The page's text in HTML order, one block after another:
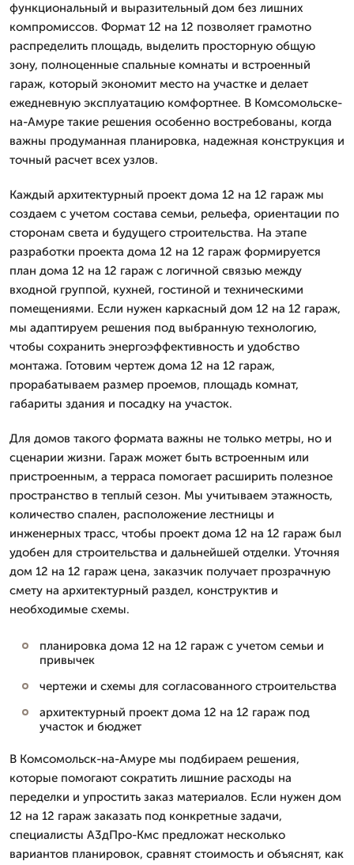
функциональный и выразительный дом без лишних
компромиссов. Формат 12 на 12 позволяет грамотно
распределить площадь, выделить просторную общую
зону, полноценные спальные комнаты и встроенный
гараж, который экономит место на участке и делает
ежедневную эксплуатацию комфортнее. В Комсомольске-
на-Амуре такие решения особенно востребованы, когда
важны продуманная планировка, надежная конструкция и
точный расчет всех узлов.
Каждый архитектурный проект дома 12 на 12 гараж мы
создаем с учетом состава семьи, рельефа, ориентации по
сторонам света и будущего строительства. На этапе
разработки проекта дома 12 на 12 гараж формируется
план дома 12 на 12 гараж с логичной связью между
входной группой, кухней, гостиной и техническими
помещениями. Если нужен каркасный дом 12 на 12 гараж,
мы адаптируем решения под выбранную технологию,
чтобы сохранить энергоэффективность и удобство
монтажа. Готовим чертеж дома 12 на 12 гараж,
прорабатываем размер проемов, площадь комнат,
габариты здания и посадку на участок.
Для домов такого формата важны не только метры, но и
сценарии жизни. Гараж может быть встроенным или
пристроенным, а терраса помогает расширить полезное
пространство в теплый сезон. Мы учитываем этажность,
количество спален, расположение лестницы и
инженерных трасс, чтобы проект дома 12 на 12 гараж был
удобен для строительства и дальнейшей отделки. Уточняя
дом 12 на 12 гараж цена, заказчик получает прозрачную
смету на архитектурный раздел, конструктив и
необходимые схемы.
планировка дома 12 на 12 гараж с учетом семьи и
привычек
чертежи и схемы для согласованного строительства
архитектурный проект дома 12 на 12 гараж под
участок и бюджет
В Комсомольск-на-Амуре мы подбираем решения,
которые помогают сократить лишние расходы на
переделки и упростить заказ материалов. Если нужен дом
12 на 12 гараж заказать под конкретные задачи,
специалисты А3дПро-Кмс предложат несколько
вариантов планировок, сравнят стоимость и объяснят, как